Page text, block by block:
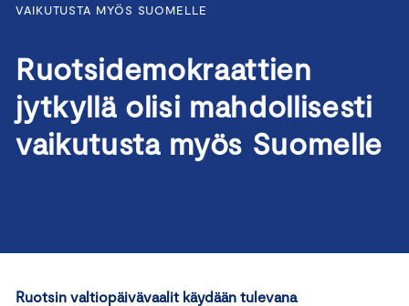
VAIKUTUSTA MYÖS SUOMELLE
Ruotsidemokraattien
jytkyllä olisi mahdollisesti
vaikutusta myös Suomelle
Ruotsin valtiopäivävaalit käydään tulevana